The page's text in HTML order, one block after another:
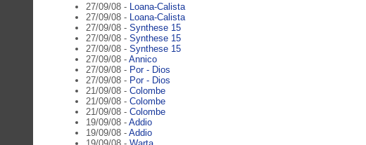
27/09/08 - Loana-Calista
27/09/08 - Loana-Calista
27/09/08 - Synthese 15
27/09/08 - Synthese 15
27/09/08 - Synthese 15
27/09/08 - Annico
27/09/08 - Por - Dios
27/09/08 - Por - Dios
21/09/08 - Colombe
21/09/08 - Colombe
21/09/08 - Colombe
19/09/08 - Addio
19/09/08 - Addio